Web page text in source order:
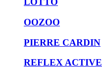
OOZOO
PIERRE CARDIN
REFLEX ACTIVE